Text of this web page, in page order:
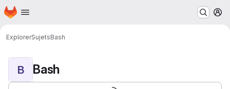
Passer au contenu principal
Page d'accueil
ExplorerSujetsBash
B Bash